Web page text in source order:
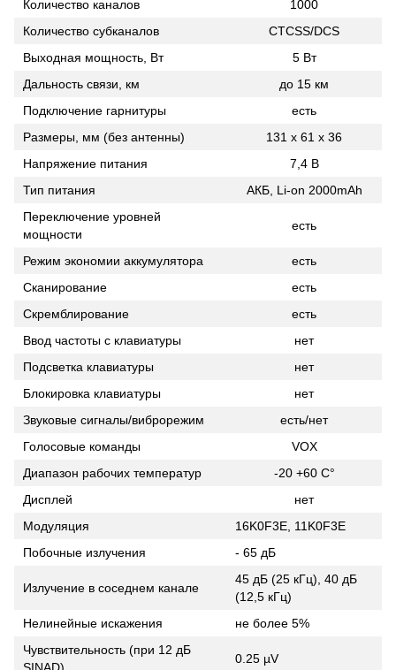
Количество каналов
1000
Количество субканалов
CTCSS/DCS
Выходная мощность, Вт
5 Вт
Дальность связи, км
до 15 км
Подключение гарнитуры
есть
Размеры, мм (без антенны)
131 х 61 х 36
Напряжение питания
7,4 В
Тип питания
АКБ, Li-on 2000mAh
Переключение уровней
мощности
есть
Режим экономии аккумулятора
есть
Сканирование
есть
Скремблирование
есть
Ввод частоты с клавиатуры
нет
Подсветка клавиатуры
нет
Блокировка клавиатуры
нет
Звуковые сигналы/виброрежим
есть/нет
Голосовые команды
VOX
Диапазон рабочих температур
-20 +60 С°
Дисплей
нет
Модуляция
16K0F3E, 11K0F3E
Побочные излучения
- 65 дБ
Излучение в соседнем канале
45 дБ (25 кГц), 40 дБ
(12,5 кГц)
Нелинейные искажения
не более 5%
Чувствительность (при 12 дБ
SINAD)
0.25 µV